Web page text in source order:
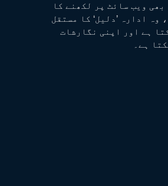
بھی ویب سائٹ پر لکھنے کا
وہ ادارہ ’دلیل‘ کا مستقل
ہے اور اپنی نگارشات
ہے۔